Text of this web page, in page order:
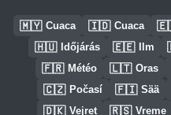
🇲🇾 Cuaca 🇮🇩 Cuaca
🇭🇺 Időjárás 🇪🇪 Ilm
🇫🇷 Météo 🇱🇹 Oras
🇨🇿 Počasí 🇫🇮 Sää
🇩🇰 Vejret 🇷🇸 Vreme